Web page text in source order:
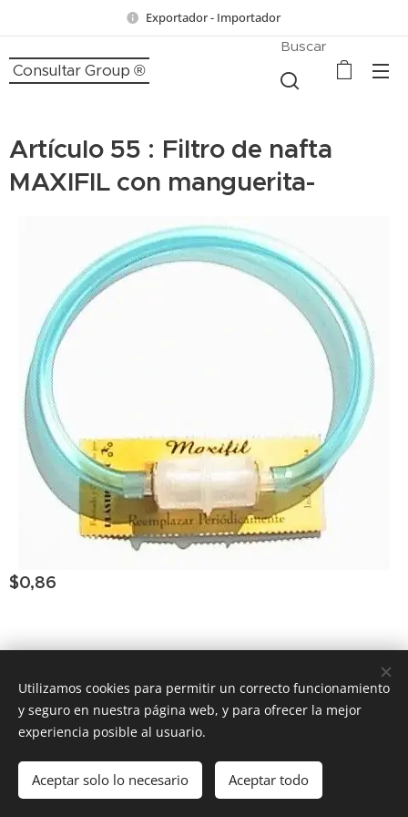
Exportador - Importador
Consultar Group ®
Buscar
Artículo 55 : Filtro de nafta
MAXIFIL con manguerita-
$0,86
Añadir a la cesta
Consultar Group ®Todoslos derechos reservados
Powered byWebnode Cookies
Utilizamos cookies para permitir un correcto funcionamiento
y seguro en nuestra página web, y para ofrecer la mejor
experiencia posible al usuario.
Aceptar solo lo necesario Aceptar todo